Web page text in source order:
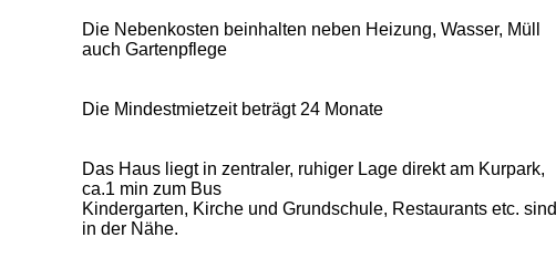
Die Nebenkosten beinhalten neben Heizung, Wasser, Müll
auch Gartenpflege
Die Mindestmietzeit beträgt 24 Monate
Das Haus liegt in zentraler, ruhiger Lage direkt am Kurpark,
ca.1 min zum Bus
Kindergarten, Kirche und Grundschule, Restaurants etc. sind
in der Nähe.